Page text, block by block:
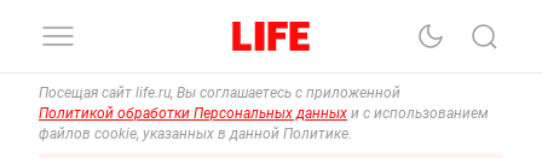
Посещая сайт life.ru, Вы соглашаетесь с приложенной
Политикой обработки Персональных данных и с использованием
файлов cookie, указанных в данной Политике.